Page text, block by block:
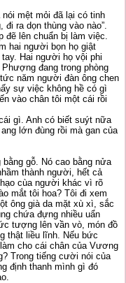
mệt mỏi đã lại có tinh
ra dọn thùng vào nào”.
đẽ lên chuẩn bị làm việc.
hai người bọn họ giật
Hai người họ vội phi
đang trong phòng
năm người đàn ông chen
sự việc không hề có gì
vào chân tôi một cái rồi
gì. Anh có biết suýt nữa
lớn đùng rồi mà gan của
gỗ. Nó cao bằng nửa
thành người, hết cả
cùa người khác vì rõ
mắt tôi hoa? Tôi đi xem
ông già da mặt xù xì, sắc
chứa đựng nhiều uẩn
tượng lên vần vò, món đồ
thật liều lĩnh. Nếu bức
cho cái chân của Vương
Trong tiếng cười nói của
định thanh mình gì đó